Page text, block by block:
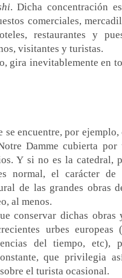
. Dicha concentración
comerciales,
restaurantes y
visitantes y turistas.
gira inevitablemente en
se encuentre, por ejemplo,
Damme cubierta por
Y si no es la catedral,
normal, el carácter de
de las grandes obras
al menos.
conservar dichas obras
urbes europeas
del tiempo, etc),
que privilegia
el turista ocasional.